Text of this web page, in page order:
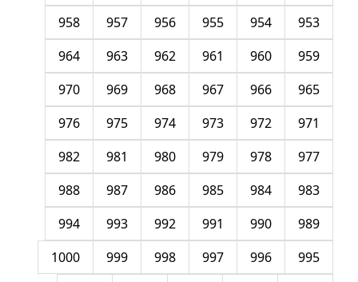
953
954
955
956
957
958
959
960
961
962
963
964
965
966
967
968
969
970
971
972
973
974
975
976
977
978
979
980
981
982
983
984
985
986
987
988
989
990
991
992
993
994
995
996
997
998
999
1000